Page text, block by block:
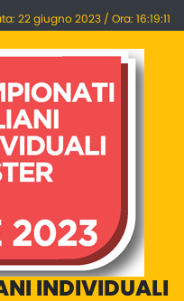
22 giugno 2023 / Ora: 16:19:11
INDIVIDUALI